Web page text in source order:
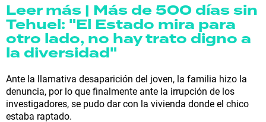
Leer más | Más de 500 días sin
Tehuel: "El Estado mira para
otro lado, no hay trato digno a
la diversidad"
Ante la llamativa desaparición del joven, la familia hizo la
denuncia, por lo que finalmente ante la irrupción de los
investigadores, se pudo dar con la vivienda donde el chico
estaba raptado.